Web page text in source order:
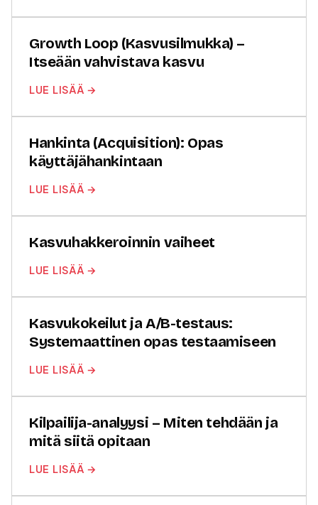
Growth Loop (Kasvusilmukka) –
Itseään vahvistava kasvu
LUE LISÄÄ →
Hankinta (Acquisition): Opas
käyttäjähankintaan
LUE LISÄÄ →
Kasvuhakkeroinnin vaiheet
LUE LISÄÄ →
Kasvukokeilut ja A/B-testaus:
Systemaattinen opas testaamiseen
LUE LISÄÄ →
Kilpailija-analyysi – Miten tehdään ja
mitä siitä opitaan
LUE LISÄÄ →